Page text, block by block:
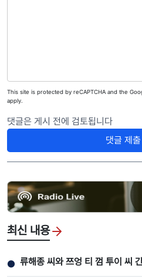
This site is protected by reCAPTCHA and the
apply.
댓글은 게시 전에 검토됩니다
댓글 제출
최신 내용
● 류해종 씨와 쯔엉 티 껌 투이 씨